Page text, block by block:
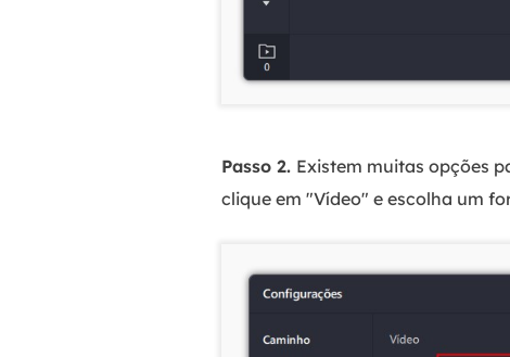
Passo 2. Existem muitas opções
clique em "Vídeo" e escolha um